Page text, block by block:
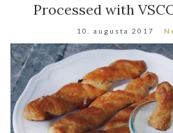
Processed with
10. augusta 2017